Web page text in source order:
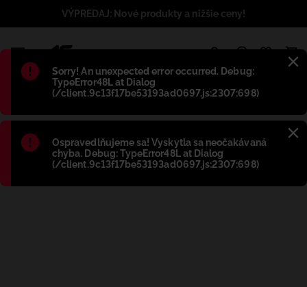
Błąd:
Sorry! An unexpected error occurred. Debug:
TypeError48L at Dialog
(/client.9c13f17be53193ad0697.js:2307:698)
Błąd:
Ospravedlňujeme sa! Vyskytla sa neočakávaná
chyba. Debug: TypeError48L at Dialog
(/client.9c13f17be53193ad0697.js:2307:698)
VÝPREDAJ: Nové produkty a nižšie ceny!